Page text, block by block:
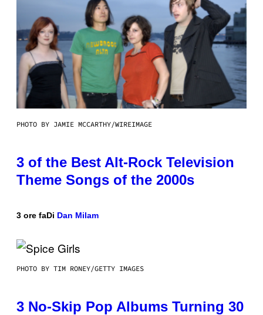
PHOTO BY JAMIE MCCARTHY/WIREIMAGE
3 of the Best Alt-Rock Television
Theme Songs of the 2000s
3 ore faDi Dan Milam
PHOTO BY TIM RONEY/GETTY IMAGES
3 No-Skip Pop Albums Turning 30